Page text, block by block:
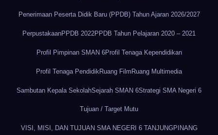
Penerimaan Peserta Didik Baru (PPDB) Tahun Ajaran 2026/2027
PerpustakaanPPDB 2022PPDB Tahun Pelajaran 2020 – 2021
Profil Pimpinan SMAN 6Profil Tenaga Kependidikan
Profil Tenaga Pendidik Ruang Film Ruang Multimedia
Sambutan Kepala SekolahSejarah SMAN 6Strategi SMA Negeri 6
Tujuan / Target Mutu
VISI, MISI, DAN TUJUAN SMA NEGERI 6 TANJUNGPINANG